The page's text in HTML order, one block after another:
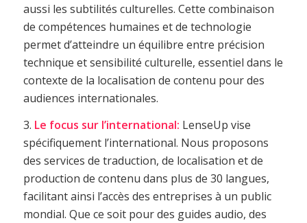
aussi les subtilités culturelles. Cette combinaison
de compétences humaines et de technologie
permet d’atteindre un équilibre entre précision
technique et sensibilité culturelle, essentiel dans le
contexte de la localisation de contenu pour des
audiences internationales.
3. Le focus sur l’international: LenseUp vise
spécifiquement l’international. Nous proposons
des services de traduction, de localisation et de
production de contenu dans plus de 30 langues,
facilitant ainsi l’accès des entreprises à un public
mondial. Que ce soit pour des guides audio, des